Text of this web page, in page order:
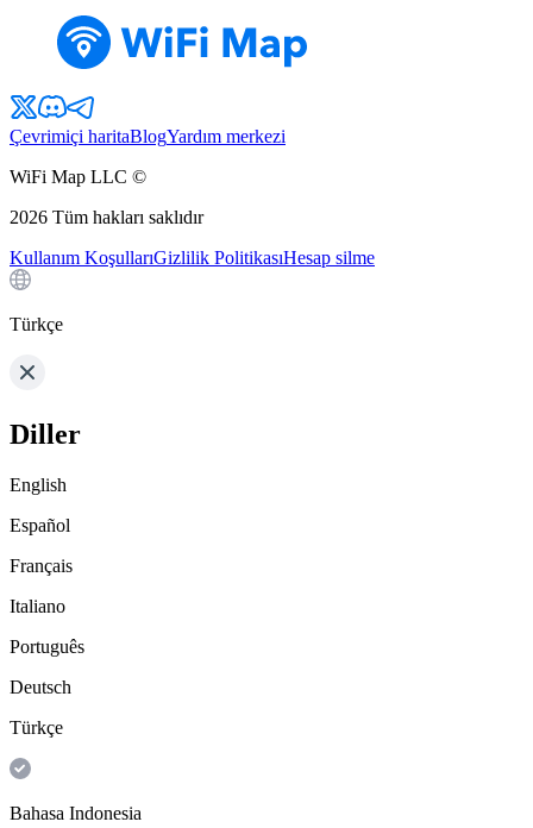
Çevrimiçi haritaBlogYardım merkezi
WiFi Map LLC ©
2026 Tüm hakları saklıdır
Kullanım KoşullarıGizlilik PolitikasıHesap silme
Türkçe
Diller
English
Español
Français
Italiano
Português
Deutsch
Türkçe
Bahasa Indonesia